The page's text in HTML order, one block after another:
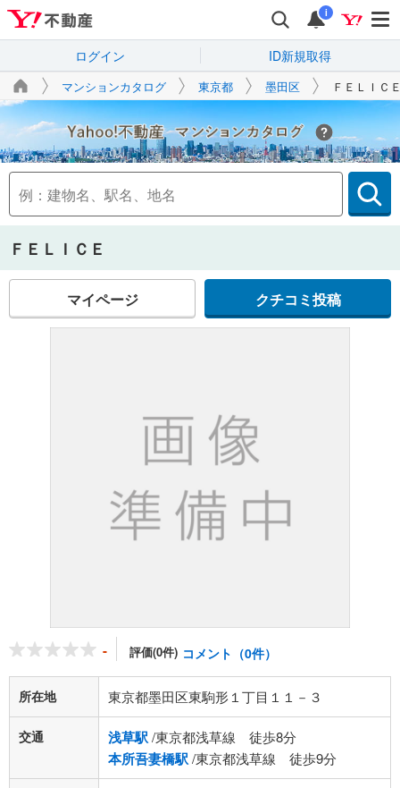
i
ログイン ID新規取得
マンションカタログ 東京都 墨田区 ＦＥＬＩＣ
Yahoo!不動産
ＦＥＬＩＣＥ
マイページ クチコミ投稿
- 評価(0件) コメント（0件）
所在地 東京都墨田区東駒形１丁目１１－３
交通 浅草駅/東京都浅草線 徒歩8分
本所吾妻橋駅/東京都浅草線 徒歩9分